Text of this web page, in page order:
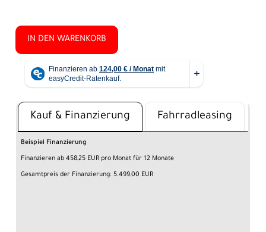
IN DEN WARENKORB
Kauf & Finanzierung Fahrradleasing
Beispiel Finanzierung
Finanzieren ab 458,25 EUR pro Monat für 12 Monate
Gesamtpreis der Finanzierung: 5.499,00 EUR